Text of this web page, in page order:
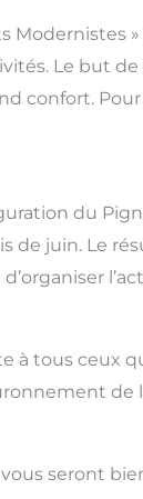
Modernistes
Le but
confort.
du
juin. Le
à tous ceux
de
seront